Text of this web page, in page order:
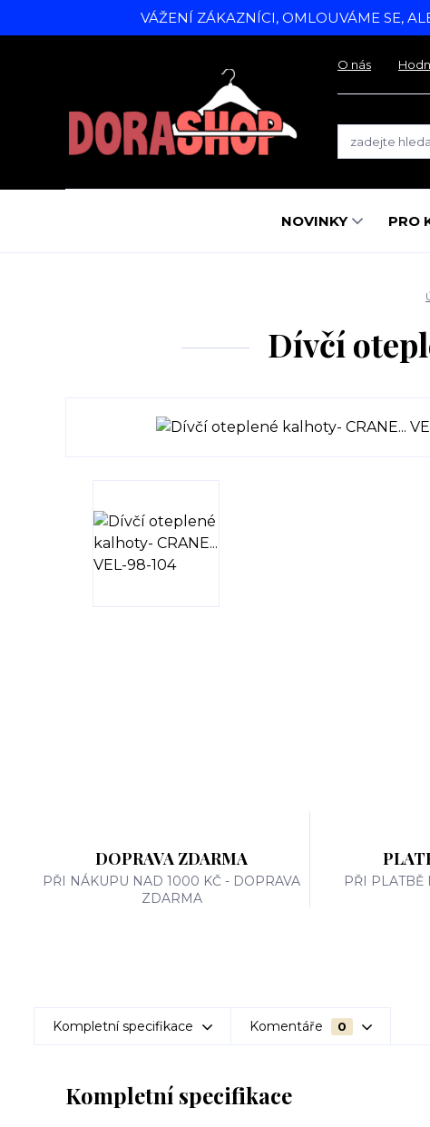
VÁŽENÍ ZÁKAZNÍCI, OMLOUVÁME SE,
O nás
NOVINKY PRO
Dívčí
DOPRAVA ZDARMA
PŘI NÁKUPU NAD 1000 KČ - DOPRAVA
ZDARMA
PŘI PLATBĚ
Kompletní specifikace Komentáře 0
Kompletní specifikace